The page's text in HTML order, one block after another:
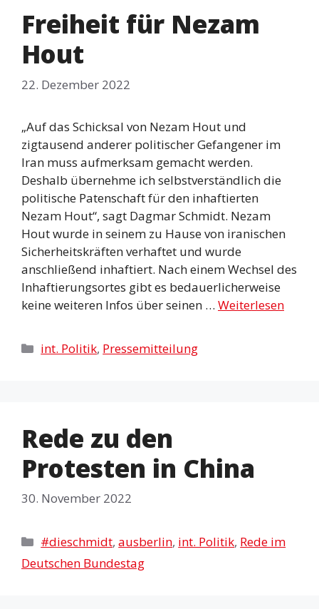
Freiheit für Nezam
Hout
22. Dezember 2022
„Auf das Schicksal von Nezam Hout und
zigtausend anderer politischer Gefangener im
Iran muss aufmerksam gemacht werden.
Deshalb übernehme ich selbstverständlich die
politische Patenschaft für den inhaftierten
Nezam Hout“, sagt Dagmar Schmidt. Nezam
Hout wurde in seinem zu Hause von iranischen
Sicherheitskräften verhaftet und wurde
anschließend inhaftiert. Nach einem Wechsel des
Inhaftierungsortes gibt es bedauerlicherweise
keine weiteren Infos über seinen … Weiterlesen
Kategorien
int. Politik, Pressemitteilung
Rede zu den
Protesten in China
30. November 2022
Kategorien
#dieschmidt,ausberlin, int. Politik, Rede im
Deutschen Bundestag